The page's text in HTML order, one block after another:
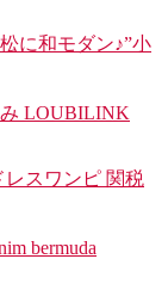
に和モダン♪”小
み LOUBILINK
レスワンピ 関税
bermuda